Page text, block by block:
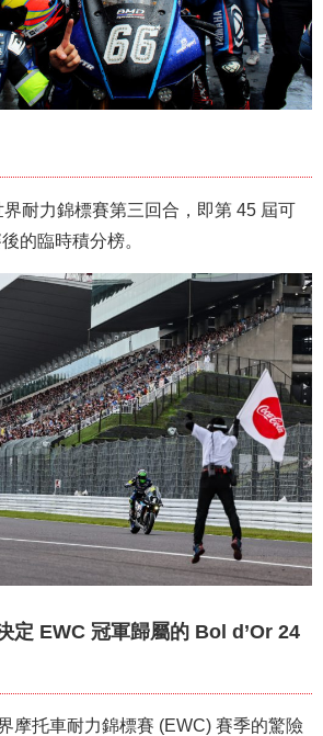
耐力錦標賽第三回合，即第 45 屆可
的臨時積分榜。
定 EWC 冠軍歸屬的 Bol d’Or 24
摩托車耐力錦標賽 (EWC) 賽季的驚險